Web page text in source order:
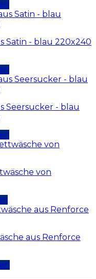
Satin - blau 220x240
Seersucker - blau
von
aus Renforce